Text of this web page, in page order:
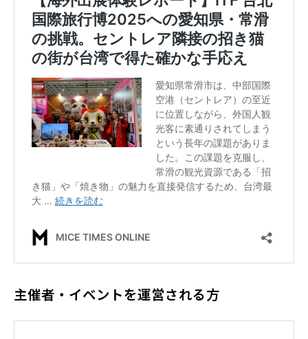
主催者・イベントを運営される方